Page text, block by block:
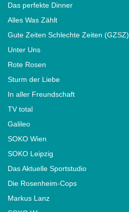
Das perfekte Dinner
Alles Was Zählt
Gute Zeiten Schlechte Zeiten (GZSZ)
Unter Uns
Rote Rosen
Sturm der Liebe
In aller Freundschaft
TV total
Galileo
SOKO Wien
SOKO Leipzig
Das Aktuelle Sportstudio
Die Rosenheim-Cops
Markus Lanz